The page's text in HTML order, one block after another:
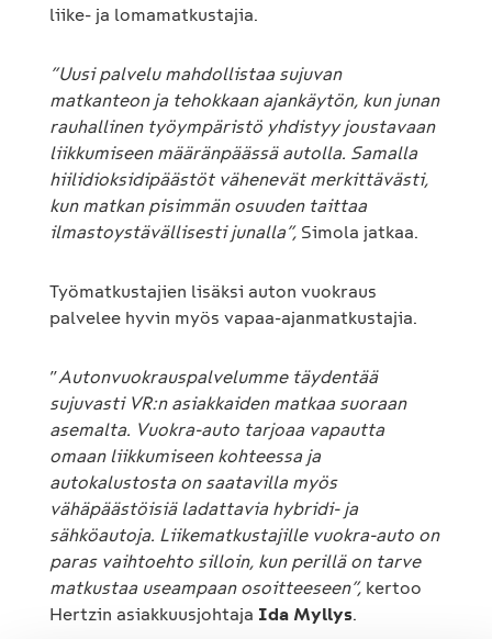
liike- ja lomamatkustajia.
”Uusi palvelu mahdollistaa sujuvan
matkanteon ja tehokkaan ajankäytön, kun junan
rauhallinen työympäristö yhdistyy joustavaan
liikkumiseen määränpäässä autolla. Samalla
hiilidioksidipäästöt vähenevät merkittävästi,
kun matkan pisimmän osuuden taittaa
ilmastoystävällisesti junalla”, Simola jatkaa.
Työmatkustajien lisäksi auton vuokraus
palvelee hyvin myös vapaa-ajanmatkustajia.
”Autonvuokrauspalvelumme täydentää
sujuvasti VR:n asiakkaiden matkaa suoraan
asemalta. Vuokra-auto tarjoaa vapautta
omaan liikkumiseen kohteessa ja
autokalustosta on saatavilla myös
vähäpäästöisiä ladattavia hybridi- ja
sähköautoja. Liikematkustajille vuokra-auto on
paras vaihtoehto silloin, kun perillä on tarve
matkustaa useampaan osoitteeseen”, kertoo
Hertzin asiakkuusjohtaja Ida Myllys.